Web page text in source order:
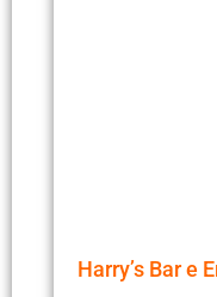
Harry’s Bar e